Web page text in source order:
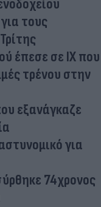
τους
έπεσε σε ΙΧ που
τρένου στην
εξανάγκαζε
για
74χρονος